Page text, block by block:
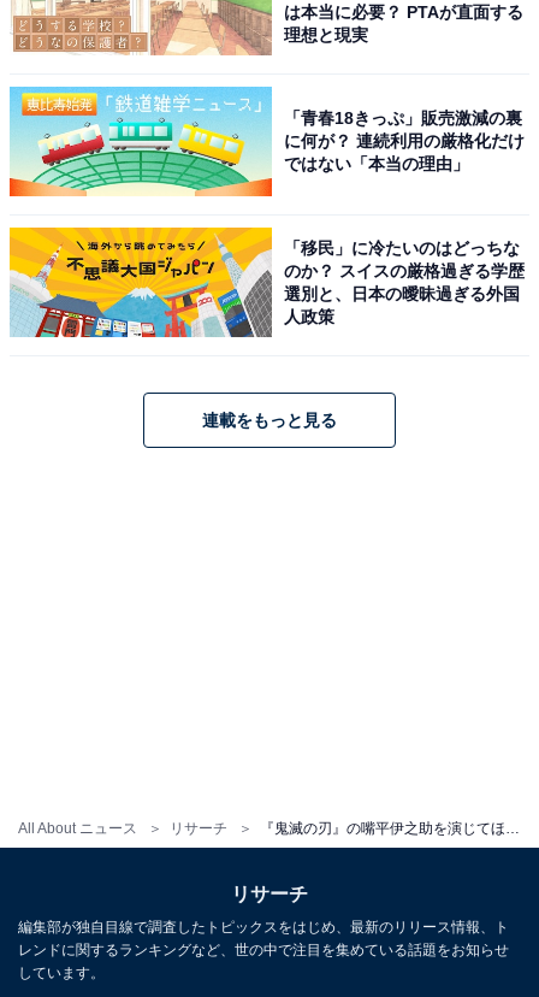
All About ニュース リサーチ 『鬼滅の刃』の嘴平伊之助を演じてほしい俳優ランキング！ 「新田真剣佑」を抑えた1位は？
は本当に必要？ PTAが直面する
理想と現実
「青春18きっぷ」販売激減の裏
に何が？ 連続利用の厳格化だけ
ではない「本当の理由」
「移民」に冷たいのはどっちな
のか？ スイスの厳格過ぎる学歴
選別と、日本の曖昧過ぎる外国
人政策
連載をもっと見る
リサーチ
編集部が独自目線で調査したトピックスをはじめ、最新のリリース情報、ト
レンドに関するランキングなど、世の中で注目を集めている話題をお知らせ
しています。